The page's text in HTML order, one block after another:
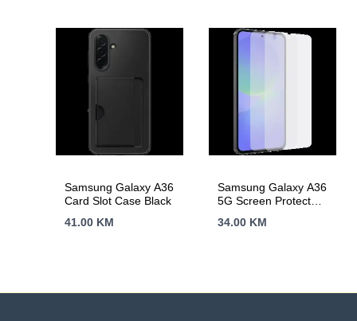
Samsung Galaxy A36
Card Slot Case Black
41.00 KM
Samsung Galaxy A36
5G Screen Protector
34.00 KM